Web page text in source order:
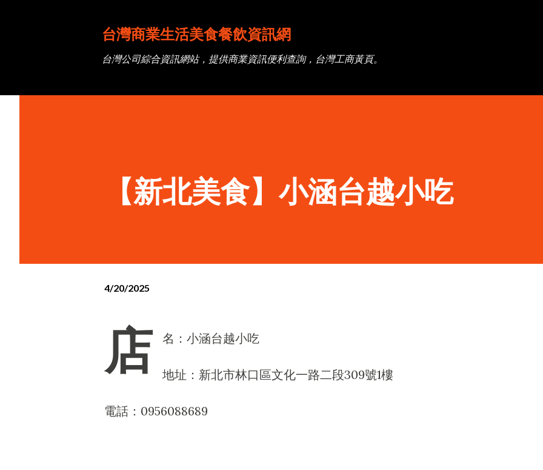
台灣商業生活美食餐飲資訊網
台灣公司綜合資訊網站，提供商業資訊便利查詢，台灣工商黃頁。
【新北美食】小涵台越小吃
4/20/2025
店 名：小涵台越小吃
地址：新北市林口區文化一路二段309號1樓
電話：0956088689